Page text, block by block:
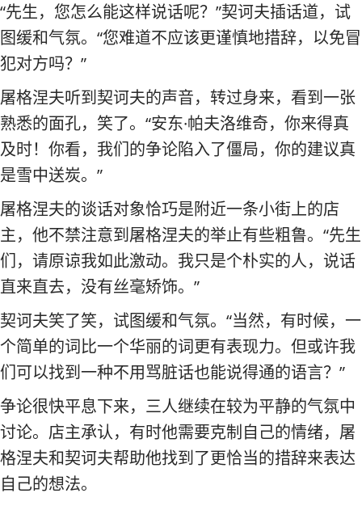
“先生，您怎么能这样说话呢？”契诃夫插话道，试
图缓和气氛。“您难道不应该更谨慎地措辞，以免冒
犯对方吗？”
屠格涅夫听到契诃夫的声音，转过身来，看到一张
熟悉的面孔，笑了。“安东·帕夫洛维奇，你来得真
及时！你看，我们的争论陷入了僵局，你的建议真
是雪中送炭。”
屠格涅夫的谈话对象恰巧是附近一条小街上的店
主，他不禁注意到屠格涅夫的举止有些粗鲁。“先生
们，请原谅我如此激动。我只是个朴实的人，说话
直来直去，没有丝毫矫饰。”
契诃夫笑了笑，试图缓和气氛。“当然，有时候，一
个简单的词比一个华丽的词更有表现力。但或许我
们可以找到一种不用骂脏话也能说得通的语言？”
争论很快平息下来，三人继续在较为平静的气氛中
讨论。店主承认，有时他需要克制自己的情绪，屠
格涅夫和契诃夫帮助他找到了更恰当的措辞来表达
自己的想法。